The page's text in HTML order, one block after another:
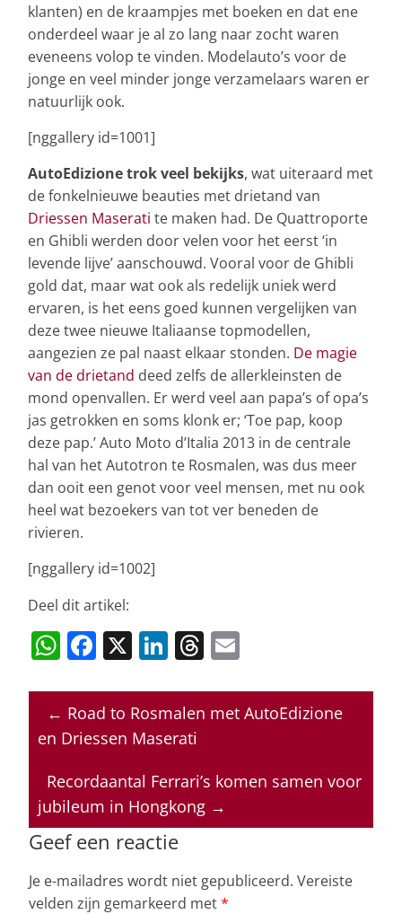
klanten) en de kraampjes met boeken en dat ene
onderdeel waar je al zo lang naar zocht waren
eveneens volop te vinden. Modelauto’s voor de
jonge en veel minder jonge verzamelaars waren er
natuurlijk ook.
[nggallery id=1001]
AutoEdizione trok veel bekijks, wat uiteraard met
de fonkelnieuwe beauties met drietand van
Driessen Maserati te maken had. De Quattroporte
en Ghibli werden door velen voor het eerst ‘in
levende lijve’ aanschouwd. Vooral voor de Ghibli
gold dat, maar wat ook als redelijk uniek werd
ervaren, is het eens goed kunnen vergelijken van
deze twee nieuwe Italiaanse topmodellen,
aangezien ze pal naast elkaar stonden. De magie
van de drietand deed zelfs de allerkleinsten de
mond openvallen. Er werd veel aan papa’s of opa’s
jas getrokken en soms klonk er; ‘Toe pap, koop
deze pap.’ Auto Moto d’Italia 2013 in de centrale
hal van het Autotron te Rosmalen, was dus meer
dan ooit een genot voor veel mensen, met nu ook
heel wat bezoekers van tot ver beneden de
rivieren.
[nggallery id=1002]
Deel dit artikel:
W
at
s
p
p
F
c
e
o
o
k
X Li
k
e
n
T
re
a
s
ai
l
← Road to Rosmalen met AutoEdizione
en Driessen Maserati
Recordaantal Ferrari’s komen samen voor
jubileum in Hongkong →
Geef een reactie
Je e-mailadres wordt niet gepubliceerd. Vereiste
velden zijn gemarkeerd met*